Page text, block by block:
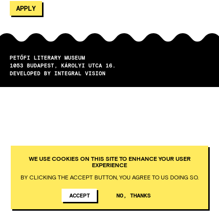
PETŐFI LITERARY MUSEUM
1053
BUDAPEST
KÁROLYI UTCA 16.
DEVELOPED BY INTEGRAL VISION
WE USE COOKIES ON THIS SITE TO ENHANCE YOUR USER
EXPERIENCE
BY CLICKING THE ACCEPT BUTTON, YOU AGREE TO US DOING SO.
ACCEPT NO, THANKS